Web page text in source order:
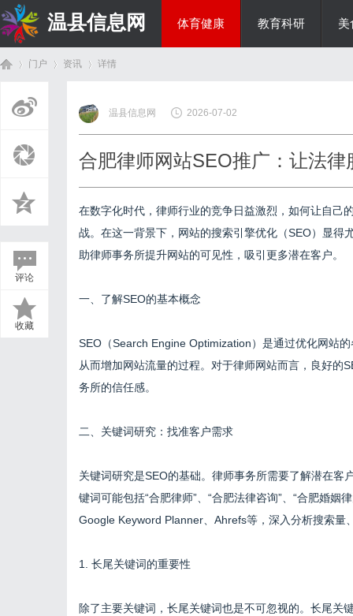
温县信息网 体育健康 教育科研 美
门户 资讯
›
详情
评论
收藏
温县信息网 2026-07-02
合肥律师网站SEO推广：让法律
在数字化时代，律师行业的竞争日益激烈，如何让自己
战。在这一背景下，网站的搜索引擎优化（SEO）显得
助律师事务所提升网站的可见性，吸引更多潜在客户。
一、了解SEO的基本概念
SEO（Search Engine Optimization）是通过优化网站
从而增加网站流量的过程。对于律师网站而言，良好的
务所的信任感。
二、关键词研究：找准客户需求
关键词研究是SEO的基础。律师事务所需要了解潜在
键词可能包括“合肥律师”、“合肥法律咨询”、“合肥婚
Google Keyword Planner、Ahrefs等，深入分析搜索
1. 长尾关键词的重要性
除了主要关键词，长尾关键词也是不可忽视的。长尾关